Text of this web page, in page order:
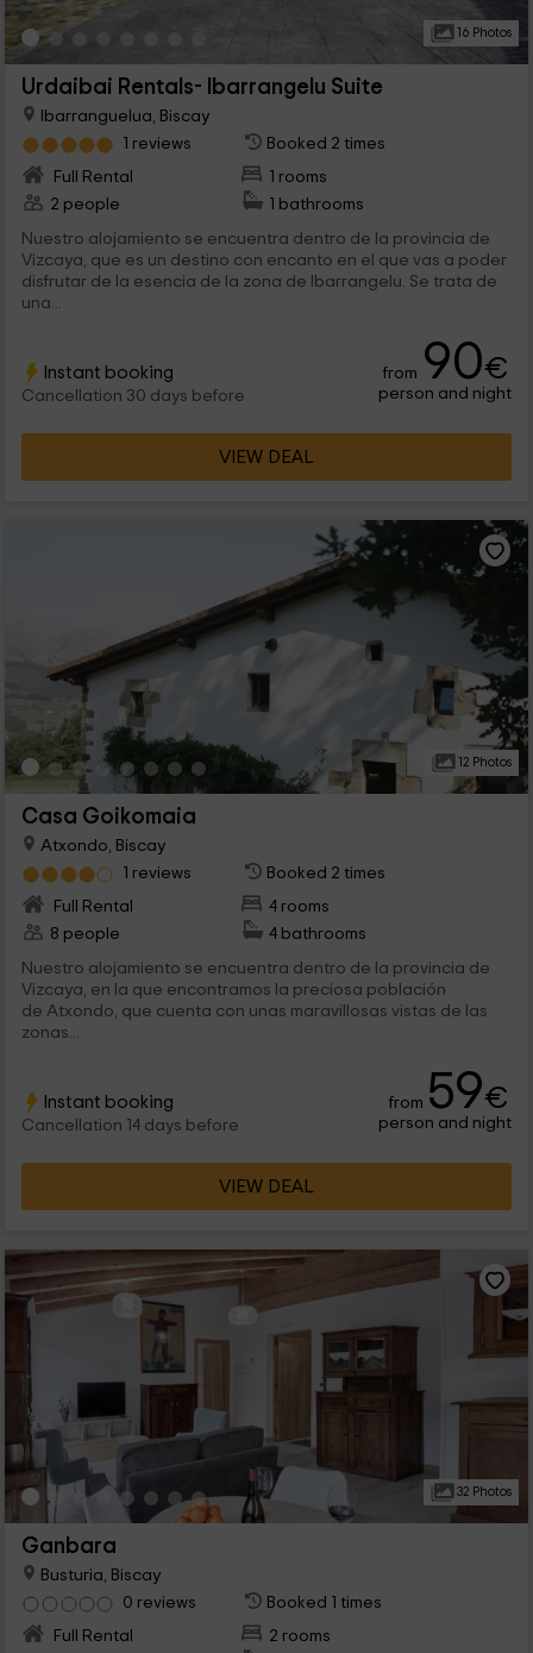
16 Photos
Urdaibai Rentals- Ibarrangelu Suite
Ibarranguelua, Biscay
1 reviews
Booked 2 times
Full Rental
1 rooms
2 people
1 bathrooms
Nuestro alojamiento se encuentra dentro de la provincia de
Vizcaya, que es un destino con encanto en el que vas a poder
disfrutar de la esencia de la zona de Ibarrangelu. Se trata de
una...
Instant booking
Cancellation 30 days before
from 90€
person and night
VIEW DEAL
12 Photos
Casa Goikomaia
Atxondo, Biscay
1 reviews
Booked 2 times
Full Rental
4 rooms
8 people
4 bathrooms
Nuestro alojamiento se encuentra dentro de la provincia de
Vizcaya, en la que encontramos la preciosa población
de Atxondo, que cuenta con unas maravillosas vistas de las
zonas...
Instant booking
Cancellation 14 days before
from 59€
person and night
VIEW DEAL
32 Photos
Ganbara
Busturia, Biscay
0 reviews
Booked 1 times
Full Rental
2 rooms